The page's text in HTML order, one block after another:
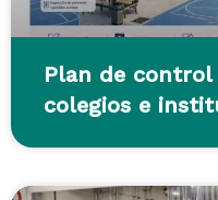
Plan de control
colegios e